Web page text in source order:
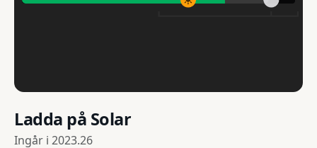
Ladda på Solar
Ingår i 2023.26